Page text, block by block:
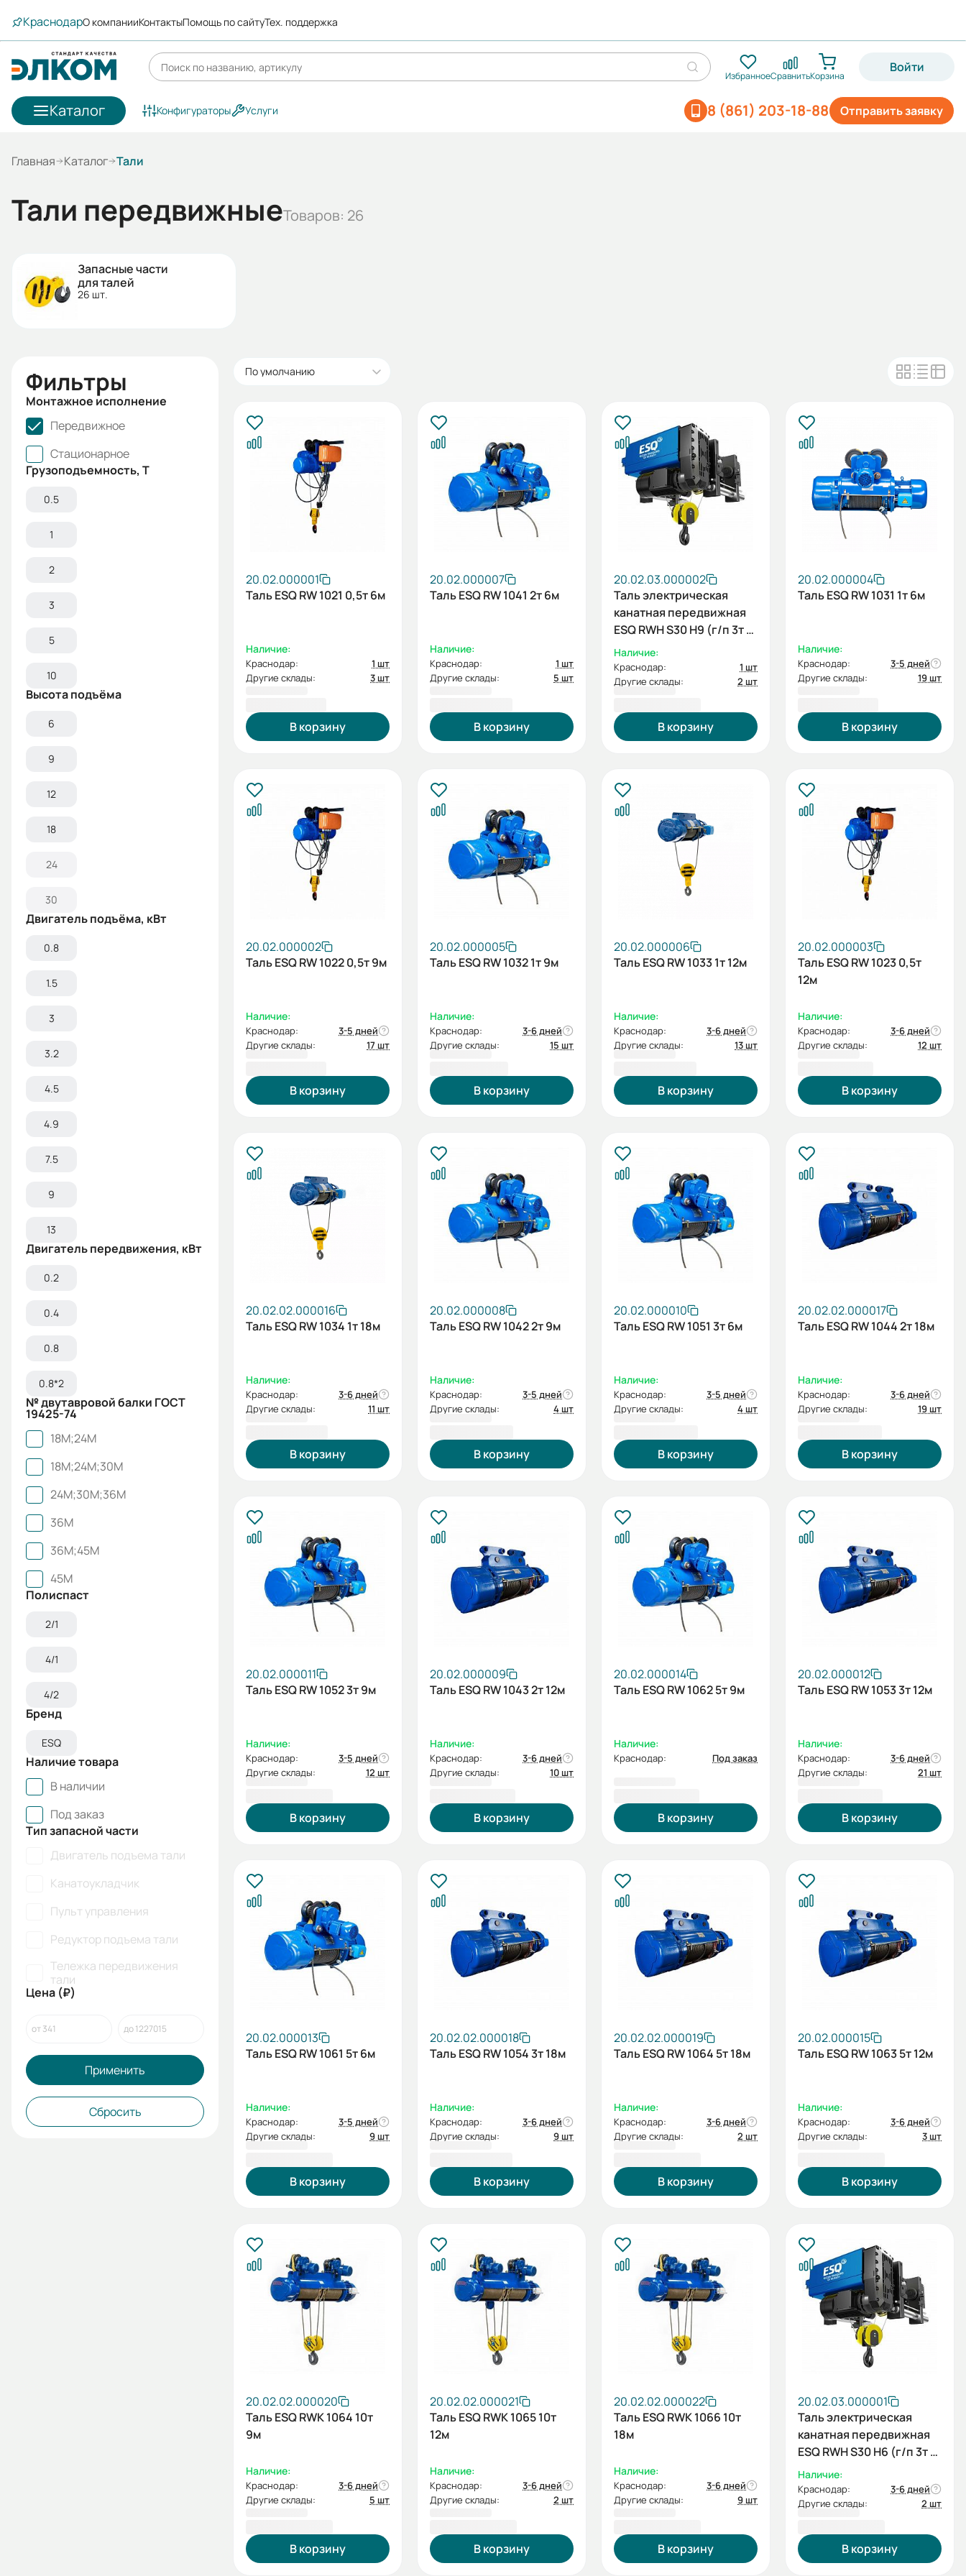
КраснодарО компанииКонтактыПомощь по сайтуТех. поддержка
ИзбранноеСравнитьКорзина
Войти
Каталог Отправить заявку
8 (861) 203-18-88
Конфигураторы Услуги
Главная Каталог Тали
Тали передвижныеТоваров: 26
Запасные части
для талей
26 шт.
Фильтры
Монтажное исполнение
Передвижное
Стационарное
Грузоподъемность, Т
0.5
1
2
3
5
10
Высота подъёма
6
9
12
18
24
30
Двигатель подъёма, кВт
0.8
1.5
3
3.2
4.5
4.9
7.5
9
13
Двигатель передвижения, кВт
0.2
0.4
0.8
0.8*2
№ двутавровой балки ГОСТ
19425-74
18М;24М
18М;24М;30М
24М;30М;36М
36М
36М;45М
45М
Полиспаст
2/1
4/1
4/2
Бренд
ESQ
Наличие товара
В наличии
Под заказ
Тип запасной части
Двигатель подъема тали
Канатоукладчик
Пульт управления
Редуктор подъема тали
Тележка передвижения
тали
Цена (₽)
Применить
Сбросить
По умолчанию
20.02.000001
Таль ESQ RW 1021 0,5т 6м
Наличие:
Краснодар:
1 шт
Другие склады:
3 шт
В корзину
20.02.000007
Таль ESQ RW 1041 2т 6м
Наличие:
Краснодар:
1 шт
Другие склады:
5 шт
В корзину
20.02.03.000002
Таль электрическая
канатная передвижная
ESQ RWH S30 H9 (г/п 3т в/
п 9м)
Наличие:
Краснодар:
1 шт
Другие склады:
2 шт
В корзину
20.02.000004
Таль ESQ RW 1031 1т 6м
Наличие:
Краснодар:
3-5 дней
Другие склады:
19 шт
В корзину
20.02.000002
Таль ESQ RW 1022 0,5т 9м
Наличие:
Краснодар:
3-5 дней
Другие склады:
17 шт
В корзину
20.02.000005
Таль ESQ RW 1032 1т 9м
Наличие:
Краснодар:
3-6 дней
Другие склады:
15 шт
В корзину
20.02.000006
Таль ESQ RW 1033 1т 12м
Наличие:
Краснодар:
3-6 дней
Другие склады:
13 шт
В корзину
20.02.000003
Таль ESQ RW 1023 0,5т
12м
Наличие:
Краснодар:
3-6 дней
Другие склады:
12 шт
В корзину
20.02.02.000016
Таль ESQ RW 1034 1т 18м
Наличие:
Краснодар:
3-6 дней
Другие склады:
11 шт
В корзину
20.02.000008
Таль ESQ RW 1042 2т 9м
Наличие:
Краснодар:
3-5 дней
Другие склады:
4 шт
В корзину
20.02.000010
Таль ESQ RW 1051 3т 6м
Наличие:
Краснодар:
3-5 дней
Другие склады:
4 шт
В корзину
20.02.02.000017
Таль ESQ RW 1044 2т 18м
Наличие:
Краснодар:
3-6 дней
Другие склады:
19 шт
В корзину
20.02.000011
Таль ESQ RW 1052 3т 9м
Наличие:
Краснодар:
3-5 дней
Другие склады:
12 шт
В корзину
20.02.000009
Таль ESQ RW 1043 2т 12м
Наличие:
Краснодар:
3-6 дней
Другие склады:
10 шт
В корзину
20.02.000014
Таль ESQ RW 1062 5т 9м
Наличие:
Краснодар: Под заказ
В корзину
20.02.000012
Таль ESQ RW 1053 3т 12м
Наличие:
Краснодар:
3-6 дней
Другие склады:
21 шт
В корзину
20.02.000013
Таль ESQ RW 1061 5т 6м
Наличие:
Краснодар:
3-5 дней
Другие склады:
9 шт
В корзину
20.02.02.000018
Таль ESQ RW 1054 3т 18м
Наличие:
Краснодар:
3-6 дней
Другие склады:
9 шт
В корзину
20.02.02.000019
Таль ESQ RW 1064 5т 18м
Наличие:
Краснодар:
3-6 дней
Другие склады:
2 шт
В корзину
20.02.000015
Таль ESQ RW 1063 5т 12м
Наличие:
Краснодар:
3-6 дней
Другие склады:
3 шт
В корзину
20.02.02.000020
Таль ESQ RWK 1064 10т
9м
Наличие:
Краснодар:
3-6 дней
Другие склады:
5 шт
В корзину
20.02.02.000021
Таль ESQ RWK 1065 10т
12м
Наличие:
Краснодар:
3-6 дней
Другие склады:
2 шт
В корзину
20.02.02.000022
Таль ESQ RWK 1066 10т
18м
Наличие:
Краснодар:
3-6 дней
Другие склады:
9 шт
В корзину
20.02.03.000001
Таль электрическая
канатная передвижная
ESQ RWH S30 H6 (г/п 3т в/
п 6м)
Наличие:
Краснодар:
3-6 дней
Другие склады:
2 шт
В корзину